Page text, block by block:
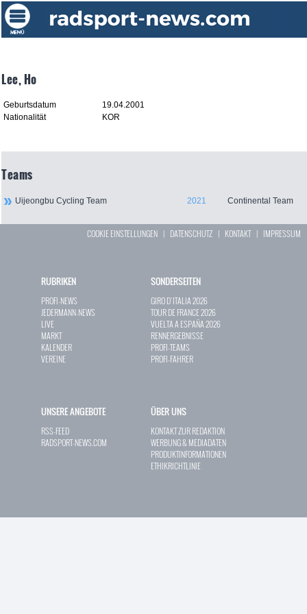
Lee, Ho
Geburtsdatum
19.04.2001
Nationalität
KOR
Teams
Uijeongbu Cycling Team 2021 Continental Team
COOKIE EINSTELLUNGEN | DATENSCHUTZ | KONTAKT| IMPRESSUM
RUBRIKEN
PROFI-NEWS
JEDERMANN-NEWS
LIVE
MARKT
KALENDER
VEREINE
SONDERSEITEN
GIRO D`ITALIA 2026
TOUR DE FRANCE 2026
VUELTA A ESPAÑA 2026
RENNERGEBNISSE
PROFI-TEAMS
PROFI-FAHRER
UNSERE ANGEBOTE
RSS-FEED
RADSPORT-NEWS.COM
ÜBER UNS
KONTAKT ZUR REDAKTION
WERBUNG & MEDIADATEN
PRODUKTINFORMATIONEN
ETHIKRICHTLINIE